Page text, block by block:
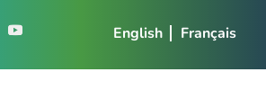
English Français